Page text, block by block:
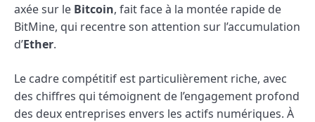
axée sur le Bitcoin, fait face à la montée rapide de
BitMine, qui recentre son attention sur l’accumulation
d’Ether.
Le cadre compétitif est particulièrement riche, avec
des chiffres qui témoignent de l’engagement profond
des deux entreprises envers les actifs numériques. À